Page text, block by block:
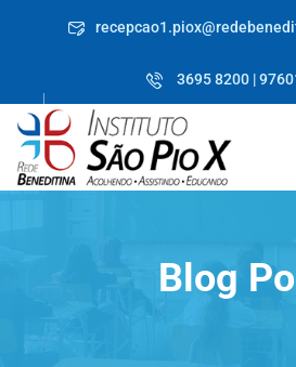
3695 8200 |
Blog